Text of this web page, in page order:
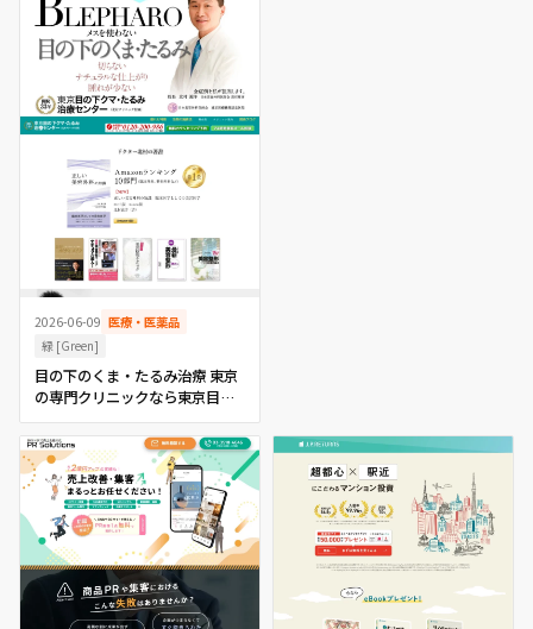
2026-06-09 医療・医薬品
緑 [Green]
目の下のくま・たるみ治療 東京
の専門クリニックなら東京目の
下クマ・たるみ治療センター
（北村クリニック付属）